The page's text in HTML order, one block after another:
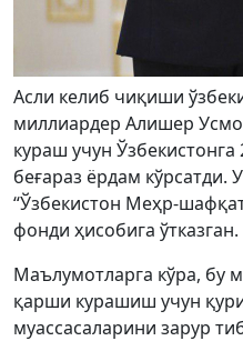
Асли келиб чиқиши
миллиардер Алишер
кураш учун
беғараз ёрдам кўрсатди.
“Ўзбекистон Меҳр-
фонди ҳисобига ўтказган.
Маълумотларга кўра, бу
қарши курашиш учун
муассасаларини зарур